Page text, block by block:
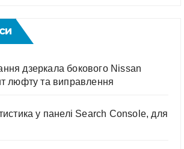
дзеркала бокового Nissan
люфту та виправлення
у панелі Search Console, для